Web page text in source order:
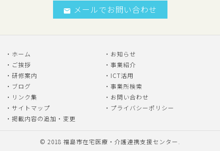
メールでお問い合わせ
ホーム
お知らせ
ご挨拶
事業紹介
研修案内
ICT活用
ブログ
事業所検索
リンク集
お問い合わせ
サイトマップ
プライバシーポリシー
掲載内容の追加・変更
© 2018 福島市在宅医療・介護連携支援センター